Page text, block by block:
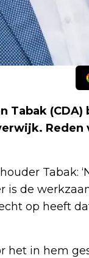
Tabak
Reden
Tabak:
is de
op heeft
het in hem